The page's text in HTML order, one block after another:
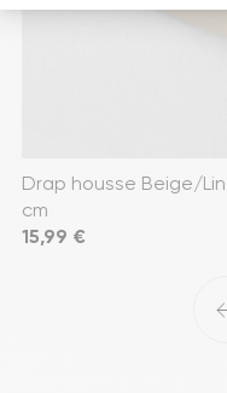
Drap housse Beige/
cm
Prix
15,99 €